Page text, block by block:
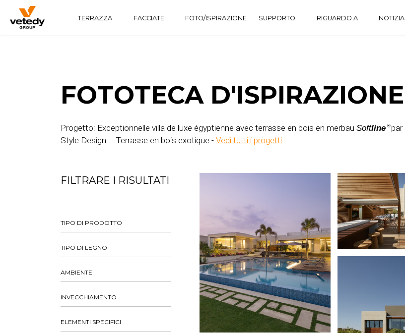
TERRAZZA
FACCIATE
FOTO/ISPIRAZIONE
SUPPORTO
RIGUARDO A
NOTIZIA
FOTOTECA D'ISPIRAZIONE
Progetto: Exceptionnelle villa de luxe égyptienne avec terrasse en bois en merbau Softline ®par
Style Design – Terrasse en bois exotique - Vedi tutti i progetti
FILTRARE I RISULTATI
TIPO DI PRODOTTO
TIPO DI LEGNO
AMBIENTE
INVECCHIAMENTO
ELEMENTI SPECIFICI